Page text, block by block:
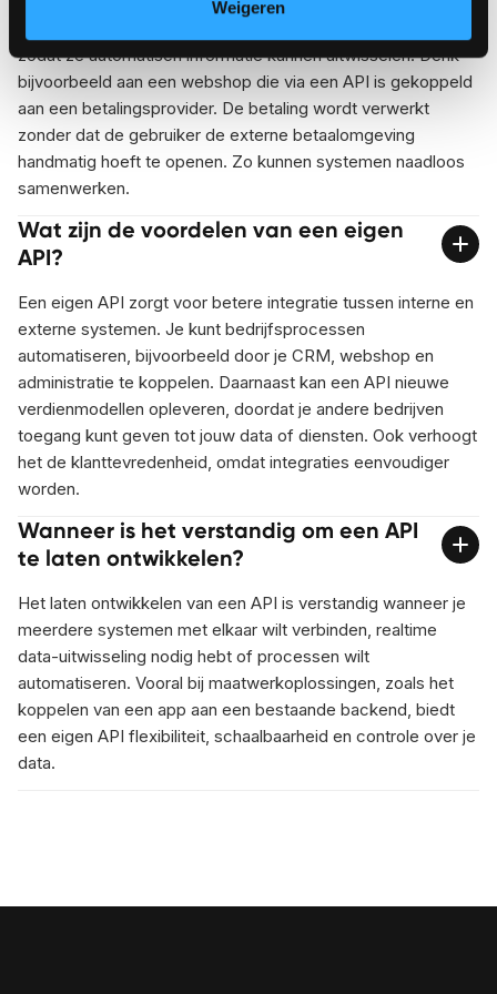
Weigeren
zodat ze automatisch informatie kunnen uitwisselen. Denk
bijvoorbeeld aan een webshop die via een API is gekoppeld
aan een betalingsprovider. De betaling wordt verwerkt
zonder dat de gebruiker de externe betaalomgeving
handmatig hoeft te openen. Zo kunnen systemen naadloos
samenwerken.
Wat zijn de voordelen van een eigen
API?
Een eigen API zorgt voor betere integratie tussen interne en
externe systemen. Je kunt bedrijfsprocessen
automatiseren, bijvoorbeeld door je CRM, webshop en
administratie te koppelen. Daarnaast kan een API nieuwe
verdienmodellen opleveren, doordat je andere bedrijven
toegang kunt geven tot jouw data of diensten. Ook verhoogt
het de klanttevredenheid, omdat integraties eenvoudiger
worden.
Wanneer is het verstandig om een API
te laten ontwikkelen?
Het laten ontwikkelen van een API is verstandig wanneer je
meerdere systemen met elkaar wilt verbinden, realtime
data-uitwisseling nodig hebt of processen wilt
automatiseren. Vooral bij maatwerkoplossingen, zoals het
koppelen van een app aan een bestaande backend, biedt
een eigen API flexibiliteit, schaalbaarheid en controle over je
data.